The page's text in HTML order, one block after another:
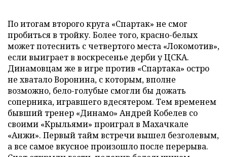
По итогам второго круга «Спартак» не смог
пробиться в тройку. Более того, красно-белых
может потеснить с четвертого места «Локомотив»,
если выиграет в воскресенье дерби у ЦСКА.
Динамовцам же в игре против «Спартака» остро
не хватало Воронина, с которым, вполне
возможно, бело-голубые смогли бы дожать
соперника, игравшего вдесятером. Тем временем
бывший тренер «Динамо» Андрей Кобелев со
своими «Крыльями» проиграл в Махачкале
«Анжи». Первый тайм встречи вышел безголевым,
а все самое вкусное произошло после перерыва.